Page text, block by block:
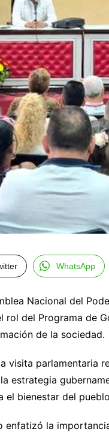
WhatsApp
Nacional del
rol del Programa de
de la sociedad.
visita parlamentaria
estrategia
el bienestar del
enfatizó la